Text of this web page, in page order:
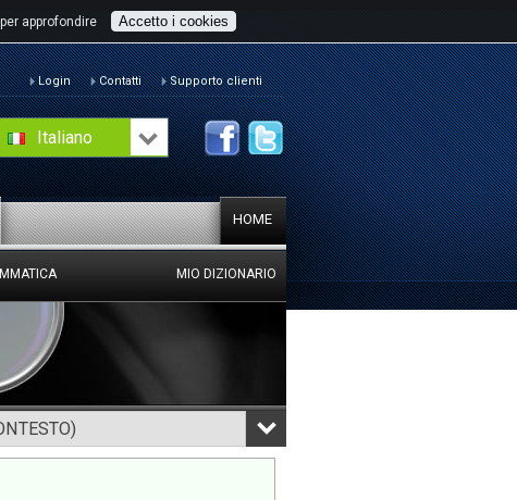
per approfondire Accetto i cookies
Italiano
Login Contatti Supporto clienti
HOME
MIO DIZIONARIO